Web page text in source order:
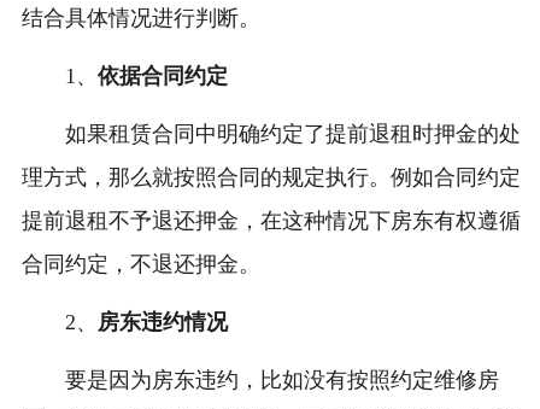
结合具体情况进行判断。
1、 依据合同约定
如果租赁合同中明确约定了提前退租时押金的处
理方式，那么就按照合同的规定执行。例如合同约定
提前退租不予退还押金，在这种情况下房东有权遵循
合同约定，不退还押金。
2、 房东违约情况
要是因为房东违约，比如没有按照约定维修房